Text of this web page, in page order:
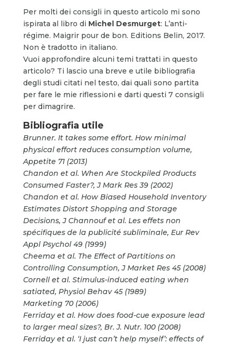
Per molti dei consigli in questo articolo mi sono
ispirata al libro di Michel Desmurget: L’anti-
régime. Maigrir pour de bon. Editions Belin, 2017.
Non è tradotto in italiano.
Vuoi approfondire alcuni temi trattati in questo
articolo? Ti lascio una breve e utile bibliografia
degli studi citati nel testo, dai quali sono partita
per fare le mie riflessioni e darti questi 7 consigli
per dimagrire.
Bibliografia utile
Brunner. It takes some effort. How minimal
physical effort reduces consumption volume,
Appetite 71 (2013)
Chandon et al. When Are Stockpiled Products
Consumed Faster?, J Mark Res 39 (2002)
Chandon et al. How Biased Household Inventory
Estimates Distort Shopping and Storage
Decisions, J Channouf et al. Les effets non
spécifiques de la publicité subliminale, Eur Rev
Appl Psychol 49 (1999)
Cheema et al. The Effect of Partitions on
Controlling Consumption, J Market Res 45 (2008)
Cornell et al. Stimulus-induced eating when
satiated, Physiol Behav 45 (1989)
Marketing 70 (2006)
Ferriday et al. How does food-cue exposure lead
to larger meal sizes?, Br. J. Nutr. 100 (2008)
Ferriday et al. ‘I just can’t help myself’: effects of